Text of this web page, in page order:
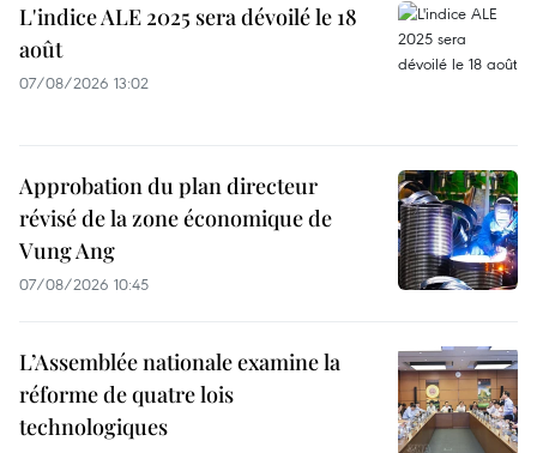
L'indice ALE 2025 sera dévoilé le 18
août
07/08/2026 13:02
Approbation du plan directeur
révisé de la zone économique de
Vung Ang
07/08/2026 10:45
L’Assemblée nationale examine la
réforme de quatre lois
technologiques